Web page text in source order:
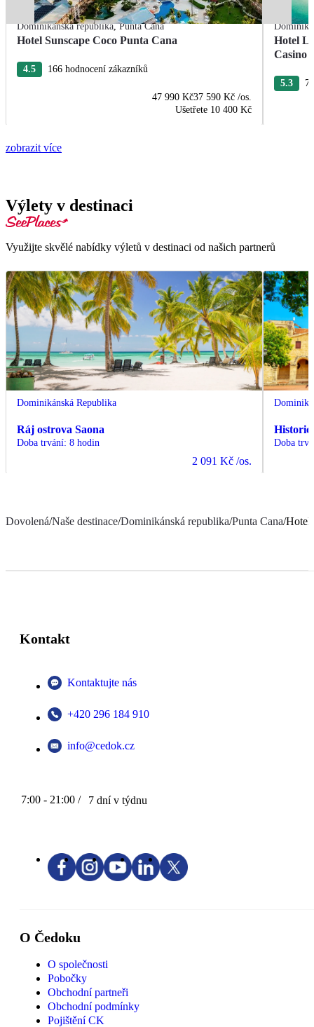
Dominikánská republika,Punta Cana
Hotel Sunscape Coco Punta Cana
4.5 166 hodnocení zákazníků
47 990 Kč37 590 Kč /os.
Ušetřete 10 400 Kč
Hotel
Casino
5.3
zobrazit více
Výlety v destinaci
Využijte skvělé nabídky výletů v destinaci od našich partnerů
Dominikánská Republika
Ráj ostrova Saona
Doba trvání: 8 hodin
2 091 Kč /os.
Doba
Dovolená/Naše destinace/Dominikánská republika/Punta Cana/Hotel
Kontakt
Kontaktujte nás
+420 296 184 910
info@cedok.cz
7:00 - 21:00 / 7 dní v týdnu
O Čedoku
O společnosti
Pobočky
Obchodní partneři
Obchodní podmínky
Pojištění CK